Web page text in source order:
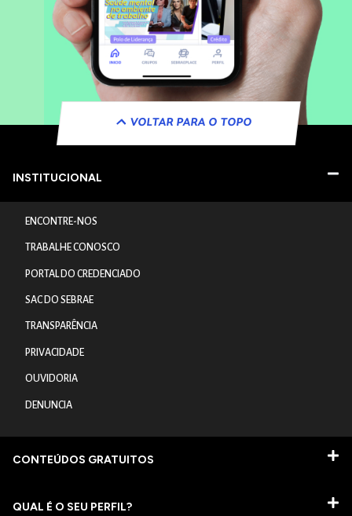
VOLTAR PARA O TOPO
INSTITUCIONAL
ENCONTRE-NOS
TRABALHE CONOSCO
PORTAL DO CREDENCIADO
SAC DO SEBRAE
TRANSPARÊNCIA
PRIVACIDADE
OUVIDORIA
DENUNCIA
CONTEÚDOS GRATUITOS
QUAL É O SEU PERFIL?